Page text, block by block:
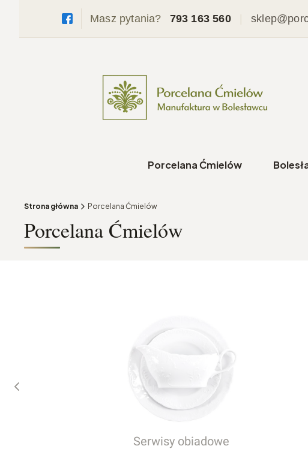
Masz pytania? 793 163 560
Porcelana Ćmielów
Strona główna Porcelana Ćmielów
Porcelana Ćmielów
Serwisy obiadowe